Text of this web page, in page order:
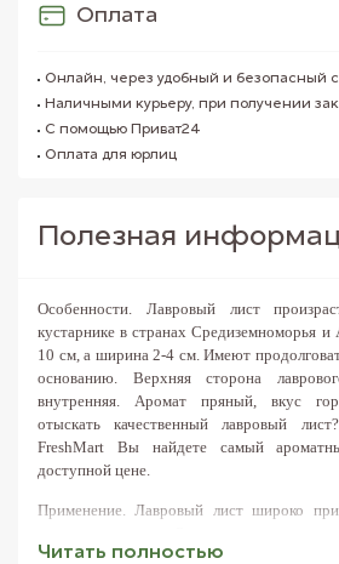
Оплата
Онлайн, через удобный и безопасный
Наличными курьеру, при получении
С помощью Приват24
Оплата для юрлиц
Полезная
Читать полностью
Особенности. Лавровый лист
кустарнике в странах Средиземноморья и
10 см, а ширина 2-4 см. Имеют
основанию. Верхняя сторона
внутренняя. Аромат пряный, вкус
отыскать качественный лавровый
FreshMart Вы найдете самый
доступной цене.
Применение. Лавровый лист широко
Добавляют пряность в первые блюда за